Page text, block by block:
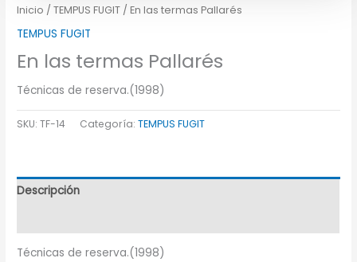
Inicio /TEMPUS FUGIT / En las termas Pallarés
TEMPUS FUGIT
En las termas Pallarés
Técnicas de reserva.(1998)
SKU:TF-14 Categoría:TEMPUS FUGIT
Descripción
Técnicas de reserva.(1998)